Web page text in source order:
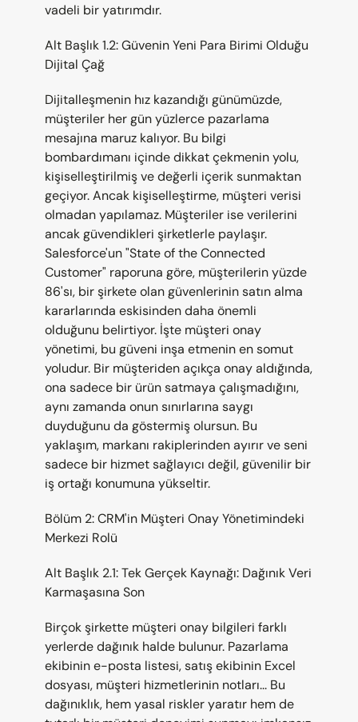
vadeli bir yatırımdır.
Alt Başlık 1.2: Güvenin Yeni Para Birimi Olduğu
Dijital Çağ
Dijitalleşmenin hız kazandığı günümüzde,
müşteriler her gün yüzlerce pazarlama
mesajına maruz kalıyor. Bu bilgi
bombardımanı içinde dikkat çekmenin yolu,
kişiselleştirilmiş ve değerli içerik sunmaktan
geçiyor. Ancak kişiselleştirme, müşteri verisi
olmadan yapılamaz. Müşteriler ise verilerini
ancak güvendikleri şirketlerle paylaşır.
Salesforce'un "State of the Connected
Customer" raporuna göre, müşterilerin yüzde
86'sı, bir şirkete olan güvenlerinin satın alma
kararlarında eskisinden daha önemli
olduğunu belirtiyor. İşte müşteri onay
yönetimi, bu güveni inşa etmenin en somut
yoludur. Bir müşteriden açıkça onay aldığında,
ona sadece bir ürün satmaya çalışmadığını,
aynı zamanda onun sınırlarına saygı
duyduğunu da göstermiş olursun. Bu
yaklaşım, markanı rakiplerinden ayırır ve seni
sadece bir hizmet sağlayıcı değil, güvenilir bir
iş ortağı konumuna yükseltir.
Bölüm 2: CRM'in Müşteri Onay Yönetimindeki
Merkezi Rolü
Alt Başlık 2.1: Tek Gerçek Kaynağı: Dağınık Veri
Karmaşasına Son
Birçok şirkette müşteri onay bilgileri farklı
yerlerde dağınık halde bulunur. Pazarlama
ekibinin e-posta listesi, satış ekibinin Excel
dosyası, müşteri hizmetlerinin notları... Bu
dağınıklık, hem yasal riskler yaratır hem de